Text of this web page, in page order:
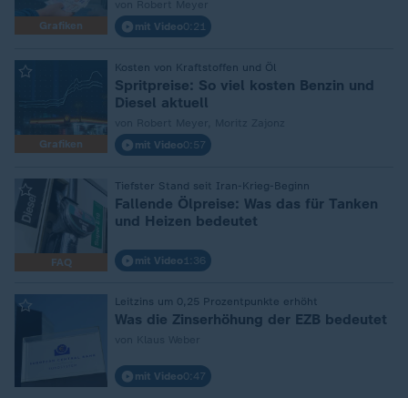
Grafiken
mit Video0:21
Grafiken
Kosten von Kraftstoffen und Öl
Spritpreise: So viel kosten Benzin und
Diesel aktuell
mit Video0:57
FAQ
Tiefster Stand seit Iran-Krieg-Beginn
Fallende Ölpreise: Was das für Tanken
und Heizen bedeutet
mit Video 1:36
Leitzins um 0,25 Prozentpunkte erhöht
:
Was die Zinserhöhung der EZB bedeutet
mit Video0:47